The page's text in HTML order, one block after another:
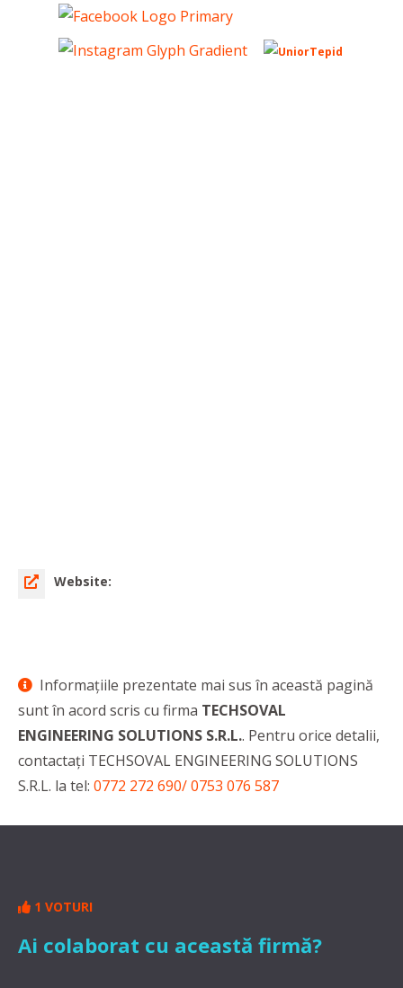
Website:
Informaţiile prezentate mai sus în această pagină
sunt în acord scris cu firma TECHSOVAL
ENGINEERING SOLUTIONS S.R.L.. Pentru orice detalii,
contactaţi TECHSOVAL ENGINEERING SOLUTIONS
S.R.L. la tel: 0772 272 690/ 0753 076 587
1 VOTURI
Ai colaborat cu această firmă?